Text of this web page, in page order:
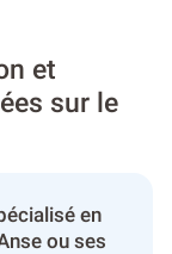
et
sur le
en
ou ses